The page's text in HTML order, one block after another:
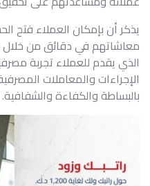
يذكر أن بإمكان العملاء فتح
معاشاتهم في دقائق من خلال
الذي يقدم للعملاء تجربة
الإجراءات والمعاملات
بالبساطة والكفاءة والشفافية.